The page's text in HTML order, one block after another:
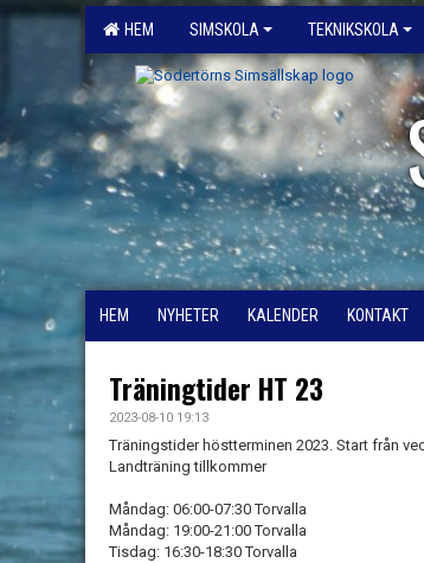
HEM SIMSKOLA TEKNIKSKOLA
HEM NYHETER KALENDER KONTAKT
Träningtider HT 23
2023-08-10 19:13
Träningstider höstterminen 2023. Start från
Landträning tillkommer
Måndag: 06:00-07:30 Torvalla
Måndag: 19:00-21:00 Torvalla
Tisdag: 16:30-18:30 Torvalla